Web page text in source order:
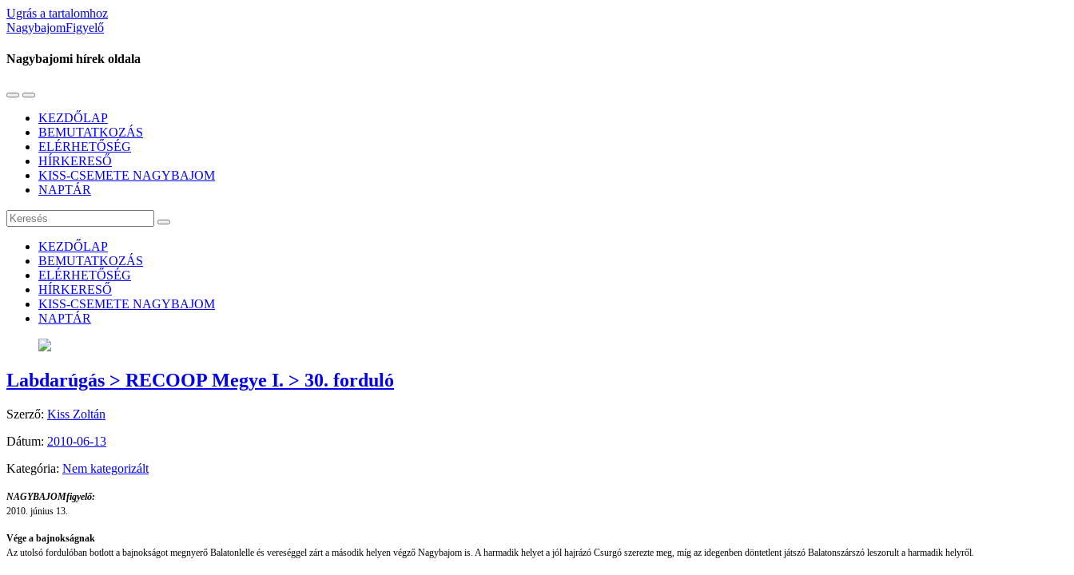
Ugrás a tartalomhoz
NagybajomFigyelő
Nagybajomi hírek oldala
Váltás
mobil
menüre
Használja
keresés
mezőt
KEZDŐLAP
BEMUTATKOZÁS
ELÉRHETŐSÉG
HÍRKERESŐ
KISS-CSEMETE NAGYBAJOM
NAPTÁR
Keresés
KEZDŐLAP
BEMUTATKOZÁS
ELÉRHETŐSÉG
HÍRKERESŐ
KISS-CSEMETE NAGYBAJOM
NAPTÁR
Labdarúgás > RECOOP Megye I. > 30. forduló
Szerző: Kiss Zoltán
Dátum: 2010-06-13
Kategória: Nem kategorizált
NAGYBAJOMfigyelő:
2010. június 13.
Vége a bajnokságnak
Az utolsó fordulóban botlott a bajnokságot megnyerő Balatonlelle és vereséggel zárt a második helyen végző Nagybajom is. A harmadik helyet a jól hajrázó Csurgó szerezte meg, míg az idegenben döntetlent játszó Balatonszárszó leszorult a harmadik helyről.